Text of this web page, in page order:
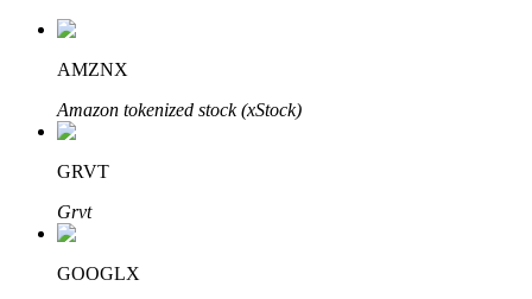
เรียนรู้ Staking
เรียนรู้เกี่ยวกับการสร้างรายได้แบบพาสซีฟ
Bitrue
AMZNX
Amazon tokenized stock (xStock)
GRVT
Grvt
GOOGLX